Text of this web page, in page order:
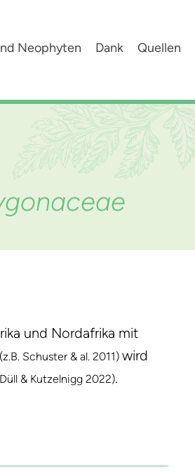
Neophyten Dank Quellen
und Nordafrika mit
(z.B. Schuster & al. 2011) wird
& Kutzelnigg 2022).